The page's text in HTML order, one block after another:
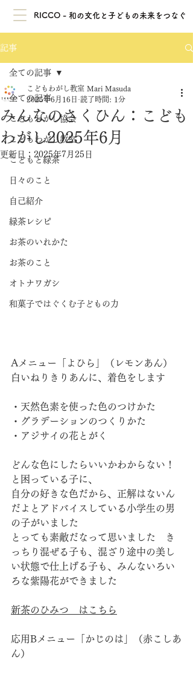
RICCO - 和の文化と子どもの未来をつなぐ
記事
全ての記事
こどもわがし協会
こどもわがし教室
こどもと緑茶
日々のこと
自己紹介
緑茶レシピ
お茶のいれかた
お茶のこと
オトナワガシ
和菓子ではぐくむ子どもの力
全ての記事
みんなのさくひん：こども
わがし2025年6月
こどもわがし教室 Mari Masuda
2025年6月16日 読了時間: 1分
更新日： 2025年7月25日
Aメニュー「よひら」（レモンあん）
白いねりきりあんに、着色をします
・天然色素を使った色のつけかた
・グラデーションのつくりかた
・アジサイの花とがく
どんな色にしたらいいかわからない！
と困っている子に、
自分の好きな色だから、正解はないん
だよとアドバイスしている小学生の男
の子がいました
とっても素敵だなって思いました　き
っちり混ぜる子も、混ざり途中の美し
い状態で仕上げる子も、みんないろい
ろな紫陽花ができました
新茶のひみつ　はこちら
応用Bメニュー「かじのは」（赤こしあ
ん）